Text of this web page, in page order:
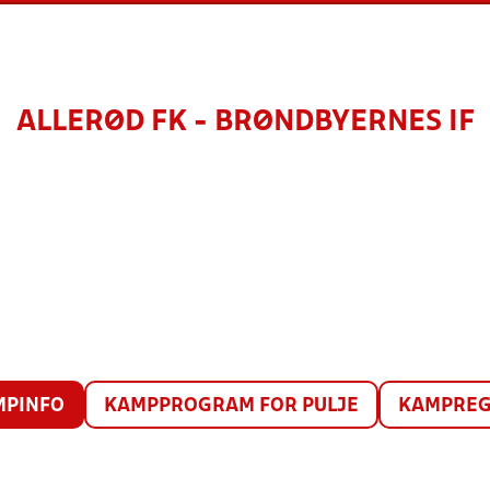
ALLERØD FK - BRØNDBYERNES IF
KAMPPROGRAM FOR PULJE